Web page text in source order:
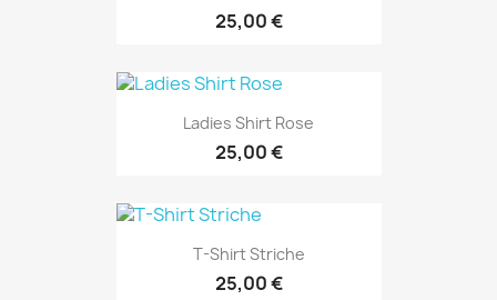
25,00 €
Ladies Shirt Rose
25,00 €
T-Shirt Striche
25,00 €